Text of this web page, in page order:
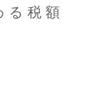
る税額